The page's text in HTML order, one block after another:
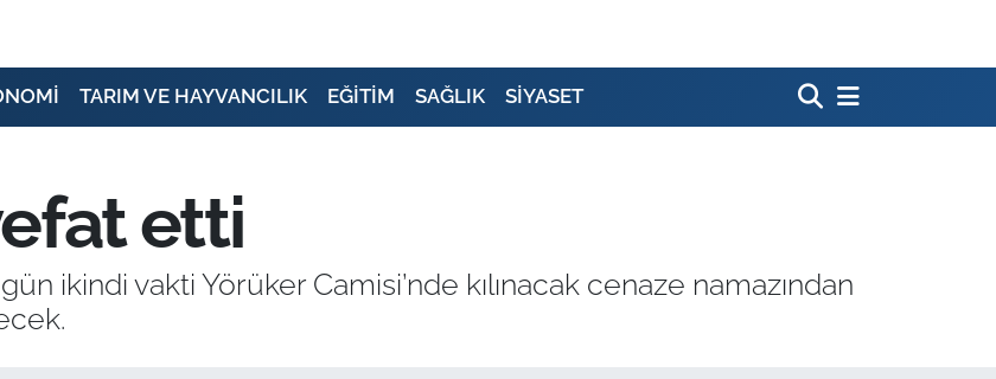
TARIM VE HAYVANCILIK EĞİTİM SAĞLIK SİYASET
etti
ikindi vakti Yörüker Camisi’nde kılınacak cenaze namazından